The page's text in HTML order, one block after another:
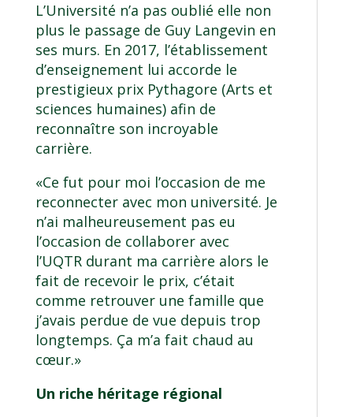
L’Université n’a pas oublié elle non
plus le passage de Guy Langevin en
ses murs. En 2017, l’établissement
d’enseignement lui accorde le
prestigieux prix Pythagore (Arts et
sciences humaines) afin de
reconnaître son incroyable
carrière.
«Ce fut pour moi l’occasion de me
reconnecter avec mon université. Je
n’ai malheureusement pas eu
l’occasion de collaborer avec
l’UQTR durant ma carrière alors le
fait de recevoir le prix, c’était
comme retrouver une famille que
j’avais perdue de vue depuis trop
longtemps. Ça m’a fait chaud au
cœur.»
Un riche héritage régional